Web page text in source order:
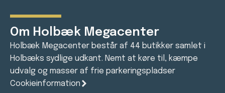
Om Holbæk Megacenter
Holbæk Megacenter består af 44 butikker samlet i
Holbæks sydlige udkant. Nemt at køre til, kæmpe
udvalg og masser af frie parkeringspladser
Cookieinformation